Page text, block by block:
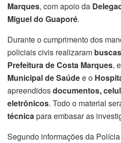
Marques, com apoio da
Miguel do Guaporé.
Durante o cumprimento dos
policiais civis realizaram
Prefeitura de Costa Marques,
Municipal de Saúdee o
apreendidosdocumentos,
eletrônicos. Todo o material
técnicapara embasar as
Segundo informações da